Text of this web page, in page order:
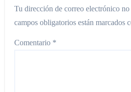
Tu dirección de correo electrónico no
campos obligatorios están marcados
Comentario *